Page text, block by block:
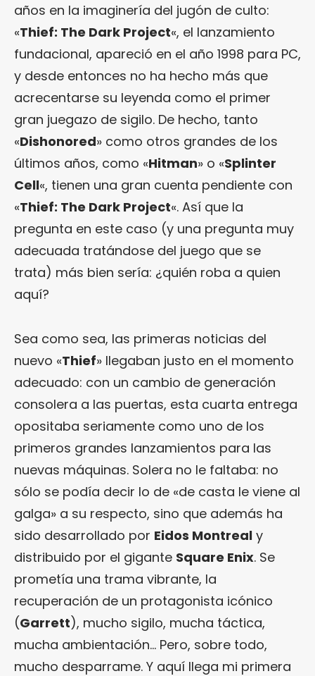
años en la imaginería del jugón de culto:
«Thief: The Dark Project«, el lanzamiento
fundacional, apareció en el año 1998 para PC,
y desde entonces no ha hecho más que
acrecentarse su leyenda como el primer
gran juegazo de sigilo. De hecho, tanto
«Dishonored» como otros grandes de los
últimos años, como «Hitman» o «Splinter
Cell«, tienen una gran cuenta pendiente con
«Thief: The Dark Project«. Así que la
pregunta en este caso (y una pregunta muy
adecuada tratándose del juego que se
trata) más bien sería: ¿quién roba a quien
aquí?
Sea como sea, las primeras noticias del
nuevo «Thief» llegaban justo en el momento
adecuado: con un cambio de generación
consolera a las puertas, esta cuarta entrega
opositaba seriamente como uno de los
primeros grandes lanzamientos para las
nuevas máquinas. Solera no le faltaba: no
sólo se podía decir lo de «de casta le viene al
galga» a su respecto, sino que además ha
sido desarrollado por Eidos Montreal y
distribuido por el gigante Square Enix. Se
prometía una trama vibrante, la
recuperación de un protagonista icónico
(Garrett), mucho sigilo, mucha táctica,
mucha ambientación… Pero, sobre todo,
mucho desparrame. Y aquí llega mi primera